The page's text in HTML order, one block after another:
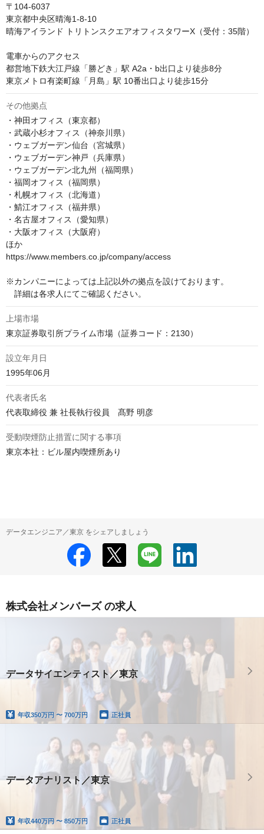
〒104-6037
東京都中央区晴海1-8-10
晴海アイランド トリトンスクエアオフィスタワーX（受付：35階）
電車からのアクセス
都営地下鉄大江戸線「勝どき」駅 A2a・b出口より徒歩8分
東京メトロ有楽町線「月島」駅 10番出口より徒歩15分
その他拠点
・神田オフィス（東京都）
・武蔵小杉オフィス（神奈川県）
・ウェブガーデン仙台（宮城県）
・ウェブガーデン神戸（兵庫県）
・ウェブガーデン北九州（福岡県）
・福岡オフィス（福岡県）
・札幌オフィス（北海道）
・鯖江オフィス（福井県）
・名古屋オフィス（愛知県）
・大阪オフィス（大阪府）
ほか
https://www.members.co.jp/company/access
※カンパニーによっては上記以外の拠点を設けております。
詳細は各求人にてご確認ください。
上場市場
東京証券取引所プライム市場（証券コード：2130）
設立年月日
1995年06月
代表者氏名
代表取締役 兼 社長執行役員　髙野 明彦
受動喫煙防止措置に関する事項
東京本社：ビル屋内喫煙所あり
データエンジニア／東京 をシェアしましょう
株式会社メンバーズ の求人
データサイエンティスト／東京
年収350万円 〜 700万円 正社員
データアナリスト／東京
年収440万円 〜 850万円 正社員